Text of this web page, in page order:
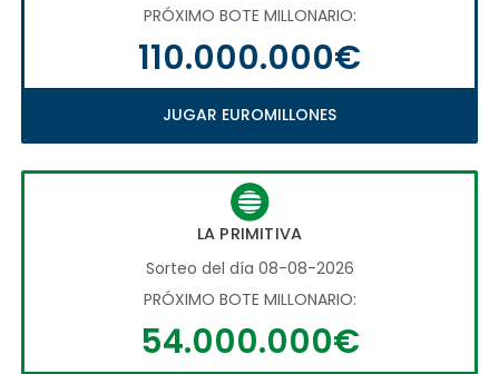
PRÓXIMO BOTE MILLONARIO:
110.000.000€
JUGAR EUROMILLONES
LA PRIMITIVA
Sorteo del día 08-08-2026
PRÓXIMO BOTE MILLONARIO:
54.000.000€